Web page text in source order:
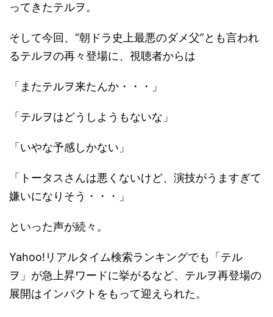
ってきたテルヲ。
そして今回、“朝ドラ史上最悪のダメ父”とも言われ
るテルヲの再々登場に、視聴者からは
「またテルヲ来たんか・・・」
「テルヲはどうしようもないな」
「いやな予感しかない」
「トータスさんは悪くないけど、演技がうますぎて
嫌いになりそう・・・」
といった声が続々。
Yahoo!リアルタイム検索ランキングでも「テル
ヲ」が急上昇ワードに挙がるなど、テルヲ再登場の
展開はインパクトをもって迎えられた。